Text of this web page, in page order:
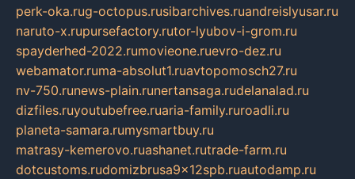
perk-oka.rug-octopus.rusibarchives.ruandreislyusar.ru
naruto-x.rupursefactory.rutor-lyubov-i-grom.ru
spayderhed-2022.rumovieone.ruevro-dez.ru
webamator.ruma-absolut1.ruavtopomosch27.ru
nv-750.runews-plain.runertansaga.rudelanalad.ru
dizfiles.ruyoutubefree.ruaria-family.ruroadli.ru
planeta-samara.rumysmartbuy.ru
matrasy-kemerovo.ruashanet.rutrade-farm.ru
dotcustoms.rudomizbrusa9x12spb.ruautodamp.ru